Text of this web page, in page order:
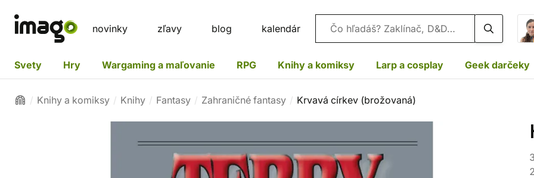
novinky zľavy blog kalendár Vyhľadávanie
Svety Hry Wargaming a maľovanie RPG Knihy a komiksy Larp a cosplay Geek darčeky
Knihy a komiksy Knihy Fantasy Zahraničné fantasy Krvavá církev (brožovaná)